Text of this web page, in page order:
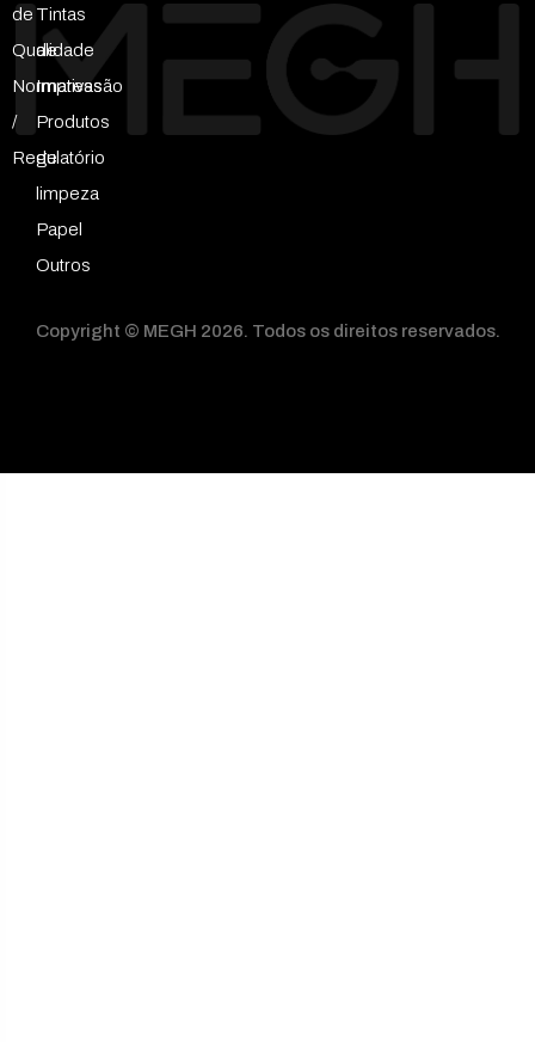
de
Qualidade
Normativas
/
Regulatório
Tintas
de
Impressão
Produtos
de
limpeza
Papel
Outros
Copyright © MEGH 2026. Todos os direitos reservados.